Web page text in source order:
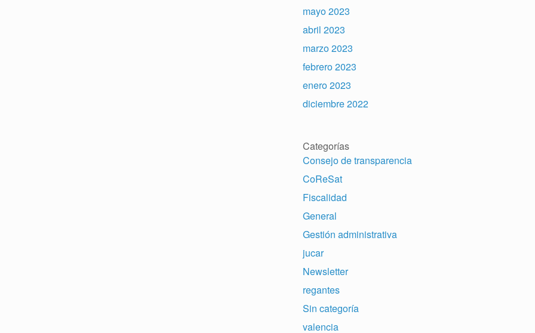
mayo 2023
abril 2023
marzo 2023
febrero 2023
enero 2023
diciembre 2022
Categorías
Consejo de transparencia
CoReSat
Fiscalidad
General
Gestión administrativa
jucar
Newsletter
regantes
Sin categoría
valencia